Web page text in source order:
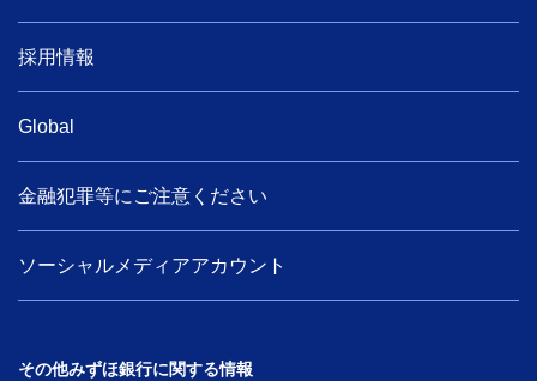
採用情報
Global
金融犯罪等にご注意ください
ソーシャルメディアアカウント
その他みずほ銀行に関する情報